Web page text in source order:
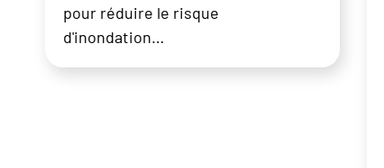
pour réduire le risque
d'inondation…